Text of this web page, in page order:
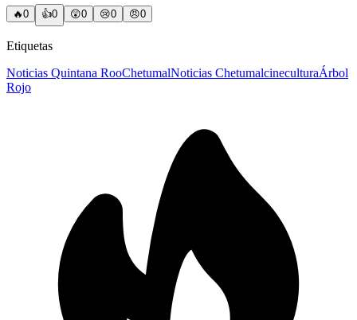
🔥0 👍0 😲0 😢0 😠0
Etiquetas
Noticias Quintana RooChetumalNoticias ChetumalcineculturaÁrbol
Rojo